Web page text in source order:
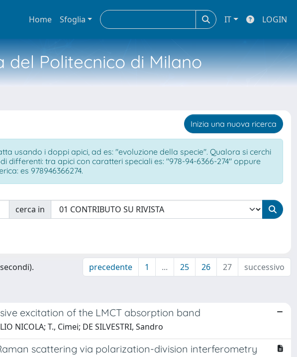
Home Sfoglia IT LOGIN
Politecnico di Milano
Inizia una nuova ricerca
usando i doppi apici, ad es: "evoluzione della specie". Qualora si cerchi
differenti: tra apici con caratteri speciali es: "978-94-6366-274" oppure
es 978946366274.
cerca in
precedente 1 ... 25 26 27 successivo
excitation of the LMCT absorption band
NICOLA; T., Cimei; DE SILVESTRI, Sandro
scattering via polarization-division interferometry